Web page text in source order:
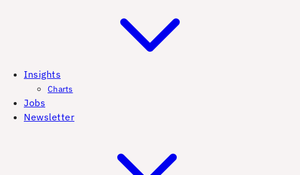
Insights
Charts
Jobs
Newsletter